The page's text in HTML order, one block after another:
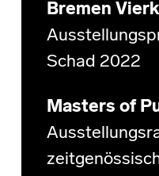
Bremen
Schad 2022
Masters of